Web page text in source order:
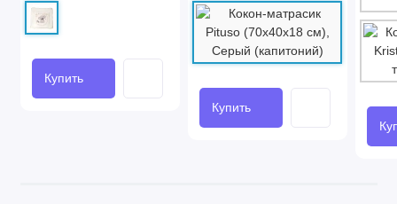
Купить
Купить